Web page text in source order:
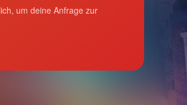
um deine Anfrage zur